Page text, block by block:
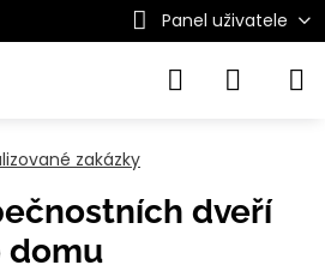
Panel uživatele
zakázky
dveří
domu